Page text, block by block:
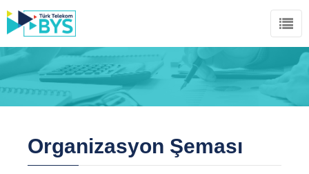
Organizasyon Şeması